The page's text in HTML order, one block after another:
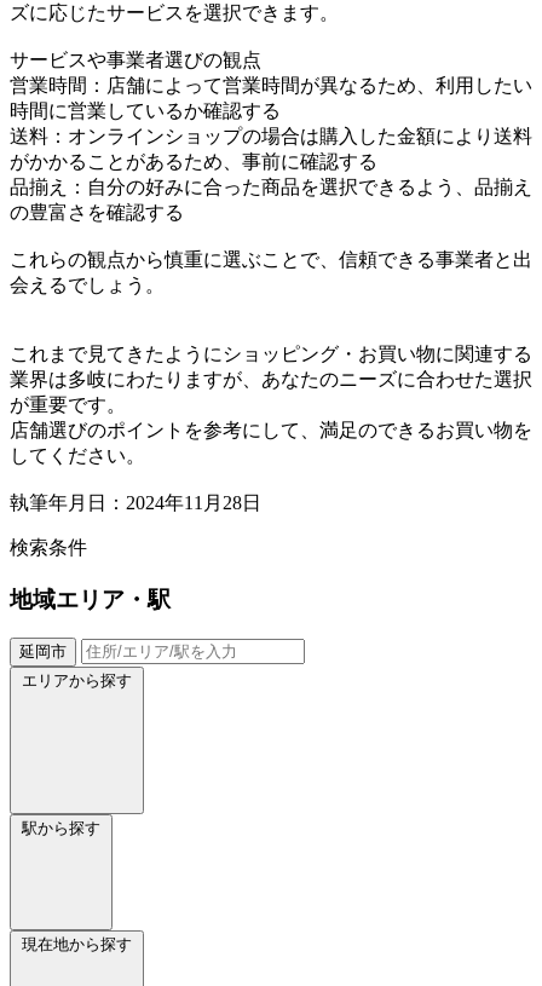
ズに応じたサービスを選択できます。
サービスや事業者選びの観点
営業時間：店舗によって営業時間が異なるため、利用したい
時間に営業しているか確認する
送料：オンラインショップの場合は購入した金額により送料
がかかることがあるため、事前に確認する
品揃え：自分の好みに合った商品を選択できるよう、品揃え
の豊富さを確認する
これらの観点から慎重に選ぶことで、信頼できる事業者と出
会えるでしょう。
これまで見てきたようにショッピング・お買い物に関連する
業界は多岐にわたりますが、あなたのニーズに合わせた選択
が重要です。
店舗選びのポイントを参考にして、満足のできるお買い物を
してください。
執筆年月日：2024年11月28日
検索条件
地域エリア・駅
延岡市
エリアから探す
駅から探す
現在地から探す